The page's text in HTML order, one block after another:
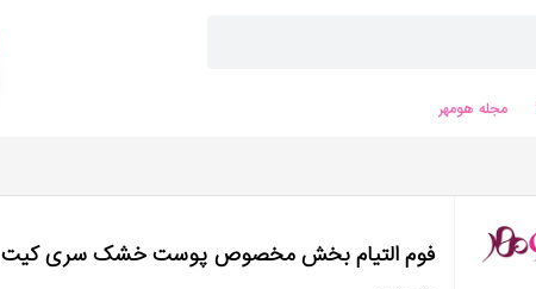
مجله هومهر
فوم التیام بخش مخصوص پوست خشک سری کیت